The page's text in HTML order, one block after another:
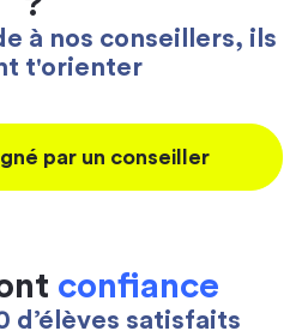
à nos conseillers, ils
t'orienter
par un conseiller
confiance
d’élèves satisfaits